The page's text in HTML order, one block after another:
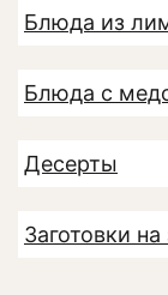
Блюда из
Блюда с
Десерты
Заготовки